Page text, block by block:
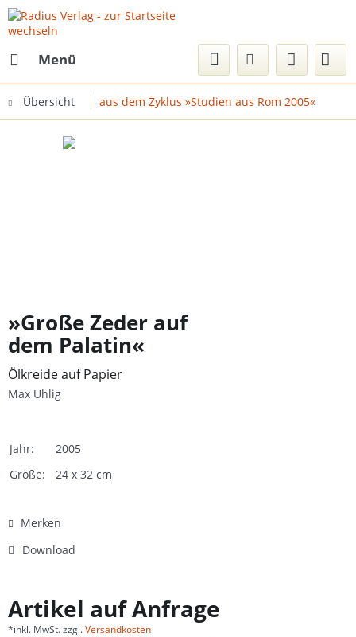
Menü
Übersicht aus dem Zyklus »Studien aus Rom 2005«
»Große Zeder auf
dem Palatin«
Ölkreide auf Papier
Max Uhlig
Jahr:
2005
Größe:
24 x 32 cm
Merken
Download
Artikel auf Anfrage
*inkl. MwSt. zzgl.Versandkosten